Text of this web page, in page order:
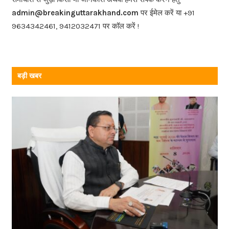
o
k
admin@breakinguttarakhand.com पर ईमेल करें या +91
9634342461, 9412032471 पर कॉल करें !
बड़ी खबर